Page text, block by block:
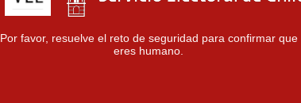
Por favor, resuelve el reto de seguridad para confirmar que
eres humano.